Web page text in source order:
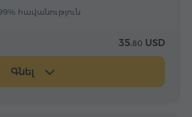
հավանություն
35.80 USD
Գնել